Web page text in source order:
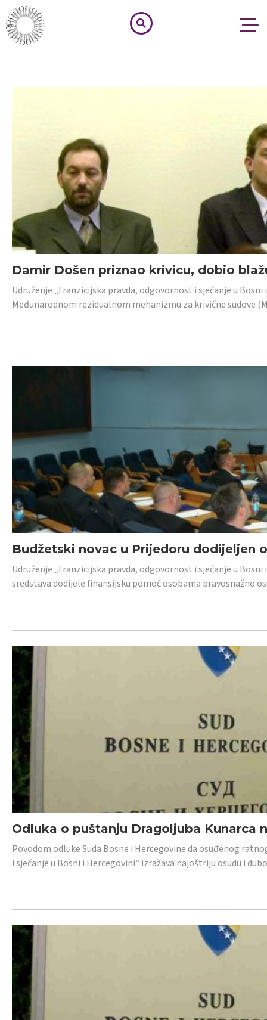
Damir Došen priznao krivicu, dobio
Udruženje „Tranzicijska pravda, odgovornost i sjećanje u
Međunarodnom rezidualnom mehanizmu za krivične sudove
Budžetski novac u Prijedoru dodijeljen
Udruženje „Tranzicijska pravda, odgovornost i sjećanje u
sredstava dodijele finansijsku pomoć osobama pravosnažno
Odluka o puštanju Dragoljuba Kunarca
Povodom odluke Suda Bosne i Hercegovine da osuđenog
i sjećanje u Bosni i Hercegovini“ izražava najoštriju osudu i